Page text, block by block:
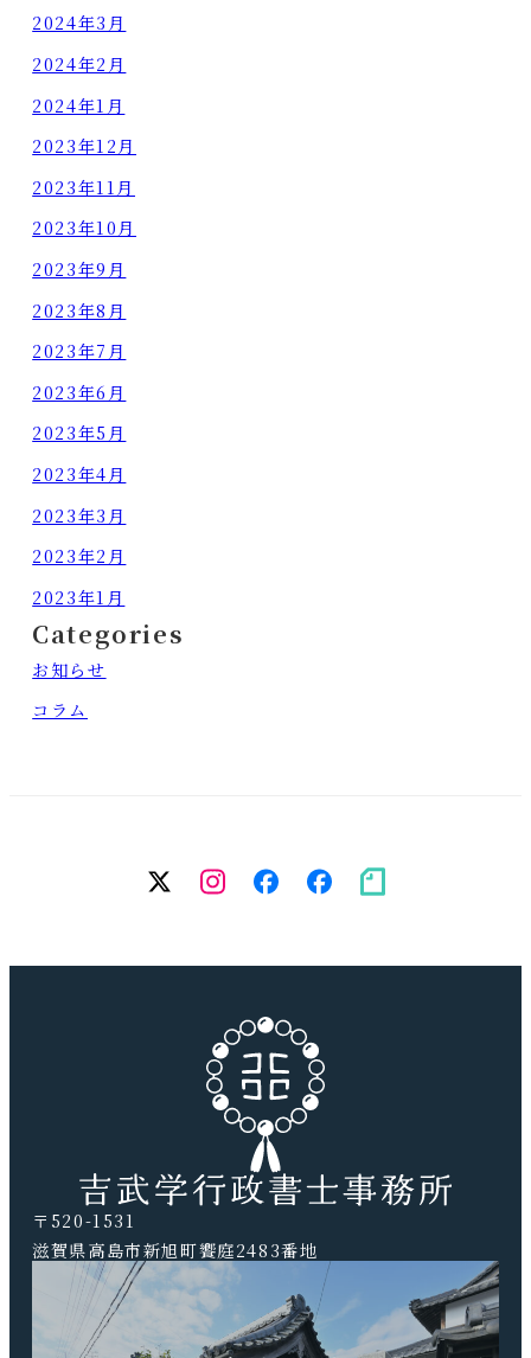
2024年3月
2024年2月
2024年1月
2023年12月
2023年11月
2023年10月
2023年9月
2023年8月
2023年7月
2023年6月
2023年5月
2023年4月
2023年3月
2023年2月
2023年1月
Categories
お知らせ
コラム
twitter
Instagram
facebook（個
人）
facebook（
務
note
〒520-1531
滋賀県高島市新旭町饗庭2483番地
TEL.0740-20-9041 FAX.0740-20-9042